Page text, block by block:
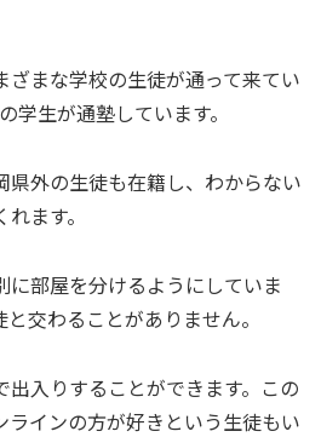
ざまな学校の生徒が通って来てい
学生が通塾しています。
県外の生徒も在籍し、わからない
ます。
に部屋を分けるようにしていま
交わることがありません。
出入りすることができます。この
ラインの方が好きという生徒もい